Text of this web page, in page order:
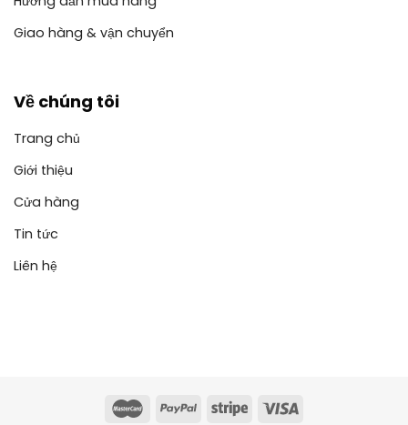
Giao hàng & vận chuyển
Về chúng tôi
Trang chủ
Giới thiệu
Cửa hàng
Tin tức
Liên hệ